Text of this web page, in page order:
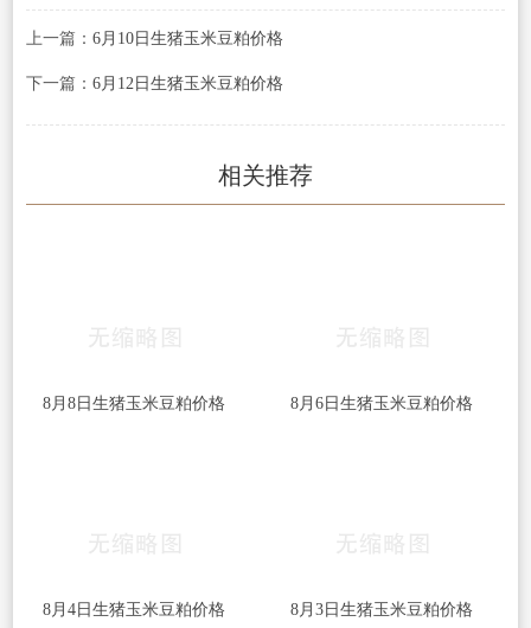
上一篇： 6月10日生猪玉米豆粕价格
下一篇： 6月12日生猪玉米豆粕价格
相关推荐
8月8日生猪玉米豆粕价格 8月6日生猪玉米豆粕价格
8月4日生猪玉米豆粕价格 8月3日生猪玉米豆粕价格